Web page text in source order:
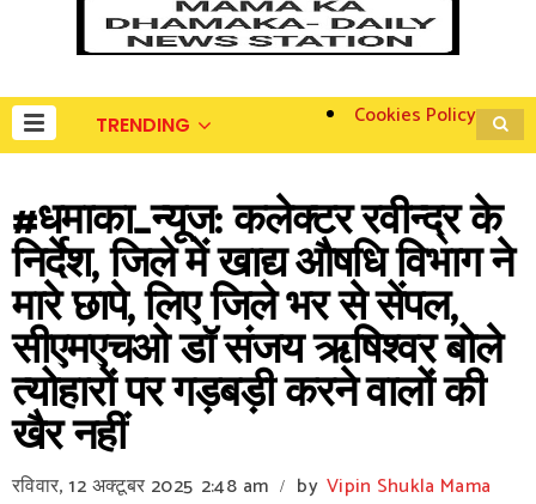
TRENDING Cookies Policy
#धमाका_न्यूज: कलेक्टर रवीन्द्र के
निर्देश, जिले में खाद्य औषधि विभाग ने
मारे छापे, लिए जिले भर से सेंपल,
सीएमएचओ डॉ संजय ऋषिश्वर बोले
त्योहारों पर गड़बड़ी करने वालों की
खैर नहीं
रविवार, 12 अक्टूबर 2025 2:48 am / by Vipin Shukla Mama